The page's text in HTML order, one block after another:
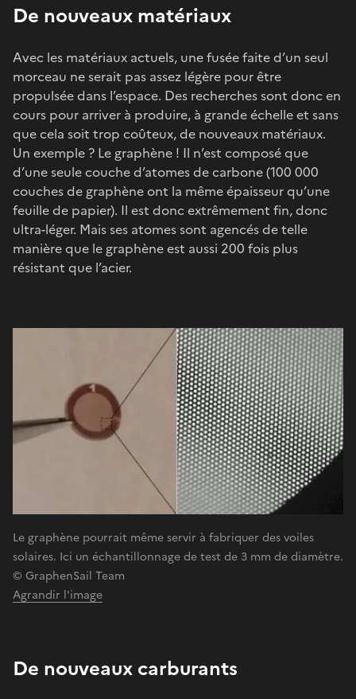
De nouveaux matériaux
Avec les matériaux actuels, une fusée faite d’un seul
morceau ne serait pas assez légère pour être
propulsée dans l’espace. Des recherches sont donc en
cours pour arriver à produire, à grande échelle et sans
que cela soit trop coûteux, de nouveaux matériaux.
Un exemple ? Le graphène ! Il n’est composé que
d’une seule couche d’atomes de carbone (100 000
couches de graphène ont la même épaisseur qu’une
feuille de papier). Il est donc extrêmement fin, donc
ultra-léger. Mais ses atomes sont agencés de telle
manière que le graphène est aussi 200 fois plus
résistant que l’acier.
Le graphène pourrait même servir à fabriquer des voiles
solaires. Ici un échantillonnage de test de 3 mm de diamètre.
© GraphenSail Team
Agrandir l'image
De nouveaux carburants